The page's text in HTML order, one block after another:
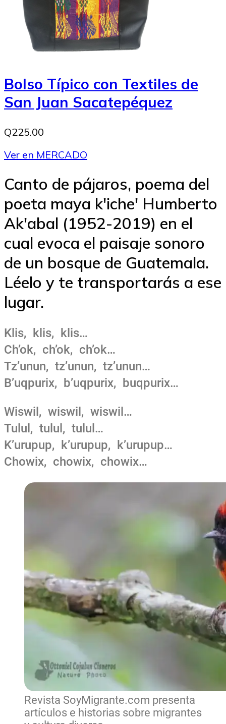
Bolso Típico con Textiles de
San Juan Sacatepéquez
Q225.00
Ver en MERCADO
Canto de pájaros, poema del
poeta maya k'iche' Humberto
Ak'abal (1952-2019) en el
cual evoca el paisaje sonoro
de un bosque de Guatemala.
Léelo y te transportarás a ese
lugar.
Klis, klis, klis…
Ch’ok, ch’ok, ch’ok…
Tz’unun, tz’unun, tz’unun…
B’uqpurix, b’uqpurix, buqpurix…
Wiswil, wiswil, wiswil…
Tulul, tulul, tulul…
K’urupup, k’urupup, k’urupup…
Chowix, chowix, chowix…
Revista SoyMigrante.com presenta
artículos e historias sobre migrantes